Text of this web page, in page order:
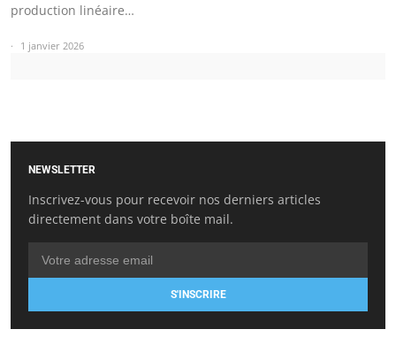
production linéaire…
1 janvier 2026
NEWSLETTER
Inscrivez-vous pour recevoir nos derniers articles
directement dans votre boîte mail.
S'INSCRIRE